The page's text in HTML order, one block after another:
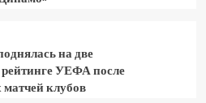
на две
УЕФА после
клубов